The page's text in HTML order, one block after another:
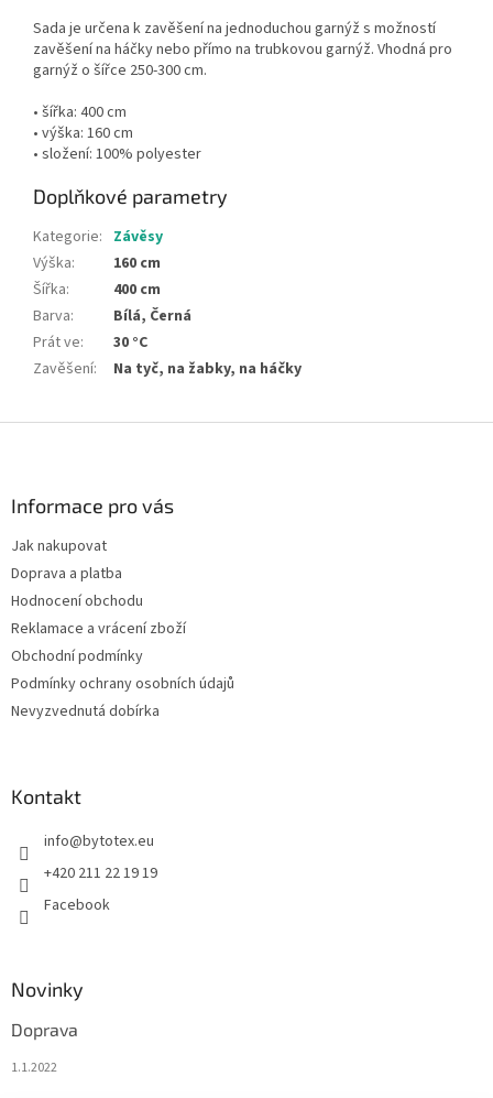
Sada je určena k zavěšení na jednoduchou garnýž s možností
zavěšení na háčky nebo přímo na trubkovou garnýž. Vhodná pro
garnýž o šířce 250-300 cm.
• šířka: 400 cm
• výška: 160 cm
• složení: 100% polyester
Doplňkové parametry
Kategorie: Závěsy
Výška:
160 cm
Šířka:
400 cm
Barva:
Bílá, Černá
Prát ve:
30 °C
Zavěšení: Na tyč, na žabky, na háčky
Informace pro vás
Jak nakupovat
Doprava a platba
Hodnocení obchodu
Reklamace a vrácení zboží
Obchodní podmínky
Podmínky ochrany osobních údajů
Nevyzvednutá dobírka
Kontakt
info@bytotex.eu
+420 211 22 19 19
Facebook
Novinky
Doprava
1.1.2022